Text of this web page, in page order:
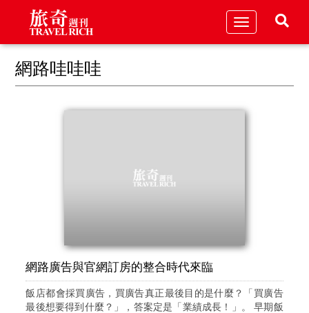
Toggle
網路哇哇哇
網路廣告與官網訂房的整合時代來臨
飯店都會採買廣告，買廣告真正最後目的是什麼？「買廣告
最後想要得到什麼？」，答案定是「業績成長！」。 早期飯